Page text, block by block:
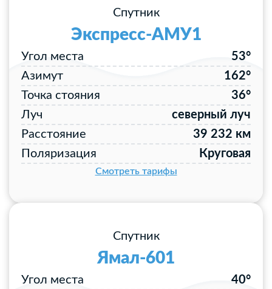
Спутник
Экспресс-АМУ1
Угол места
53°
Азимут
162°
Точка стояния
36°
Луч
северный луч
Расстояние
39 232 км
Поляризация
Круговая
Смотреть тарифы
Спутник
Ямал-601
Угол места
40°